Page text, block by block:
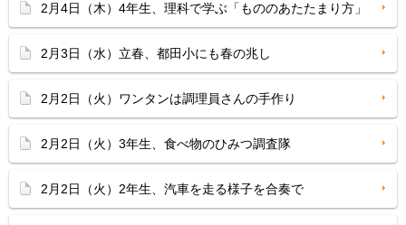
2月4日（木）4年生、理科で学ぶ「もののあたたまり方」
2月3日（水）立春、都田小にも春の兆し
2月2日（火）ワンタンは調理員さんの手作り
2月2日（火）3年生、食べ物のひみつ調査隊
2月2日（火）2年生、汽車を走る様子を合奏で